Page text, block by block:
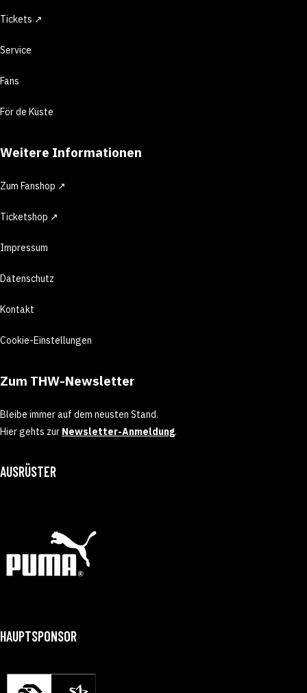
Tickets ↗
Service
Fans
För de Küste
Weitere Informationen
Zum Fanshop ↗
Ticketshop ↗
Impressum
Datenschutz
Kontakt
Cookie-Einstellungen
Zum THW-Newsletter
Bleibe immer auf dem neusten Stand.
Hier gehts zur Newsletter-Anmeldung.
AUSRÜSTER
HAUPTSPONSOR